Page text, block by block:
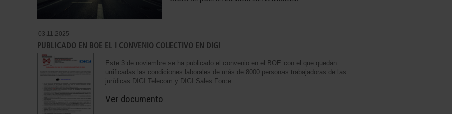
03.11.2025
PUBLICADO EN BOE EL I CONVENIO COLECTIVO EN DIGI
Este 3 de noviembre se ha publicado el convenio en el BOE con el que quedan
unificadas las condiciones laborales de más de 8000 personas trabajadoras de las
jurídicas DIGI Telecom y DIGI Sales Force.
Ver documento